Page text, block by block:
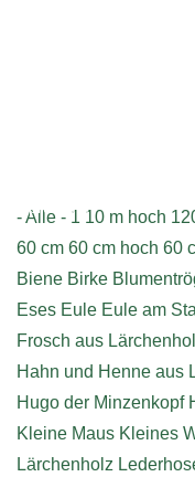
- Alle - 1 10 m hoch
60 cm 60 cm hoch 60
Biene Birke
Eses Eule Eule am
Frosch aus
Hahn und Henne aus
Hugo der Minzenkopf
Kleine Maus Kleines
Lärchenholz
Impressum